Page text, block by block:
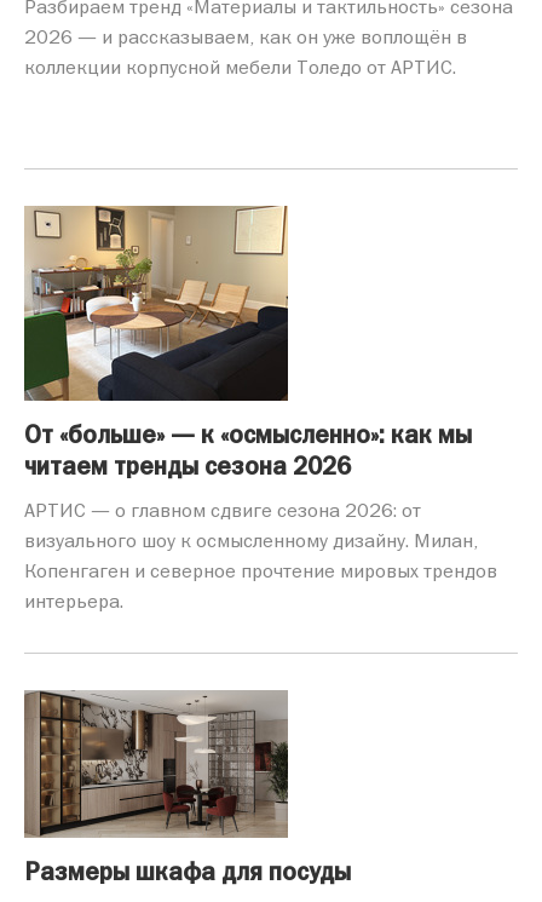
Разбираем тренд «Материалы и тактильность» сезона
2026 — и рассказываем, как он уже воплощён в
коллекции корпусной мебели Толедо от АРТИС.
От «больше» — к «осмысленно»: как мы
читаем тренды сезона 2026
АРТИС — о главном сдвиге сезона 2026: от
визуального шоу к осмысленному дизайну. Милан,
Копенгаген и северное прочтение мировых трендов
интерьера.
Размеры шкафа для посуды